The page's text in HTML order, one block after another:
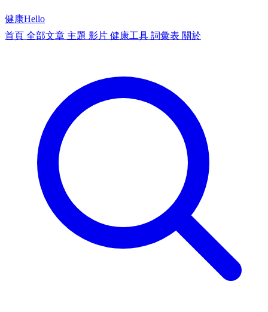
健康Hello
首頁 全部文章 主題 影片 健康工具 詞彙表 關於